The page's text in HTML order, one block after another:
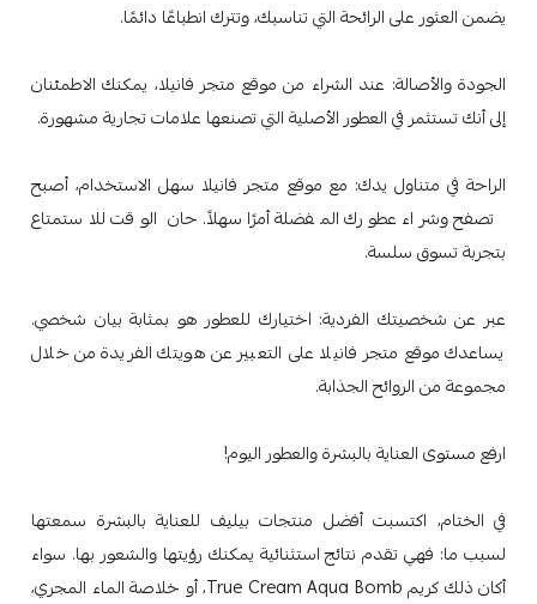
يضمن العثور على الرائحة التي تناسبك، وتترك انطباعًا دائمًا.
الجودة والأصالة: عند الشراء من موقع متجر فانيلا، يمكنك الاطمئنان
إلى أنك تستثمر في العطور الأصلية التي تصنعها علامات تجارية مشهورة.
الراحة في متناول يدك: مع موقع متجر فانيلا سهل الاستخدام، أصبح
تصفح وشراء عطورك المفضلة أمرًا سهلاً. حان الوقت للاستمتاع
بتجربة تسوق سلسة.
عبر عن شخصيتك الفردية: اختيارك للعطور هو بمثابة بيان شخصي.
يساعدك موقع متجر فانيلا على التعبير عن هويتك الفريدة من خلال
مجموعة من الروائح الجذابة.
ارفع مستوى العناية بالبشرة والعطور اليوم!
في الختام، اكتسبت أفضل منتجات بيليف للعناية بالبشرة سمعتها
لسبب ما: فهي تقدم نتائج استثنائية يمكنك رؤيتها والشعور بها. سواء
أكان ذلك كريم True Cream Aqua Bomb، أو خلاصة الماء المجري،